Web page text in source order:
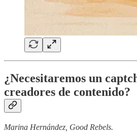
¿Necesitaremos un
creadores de contenido?
Marina Hernández, Good Rebels.